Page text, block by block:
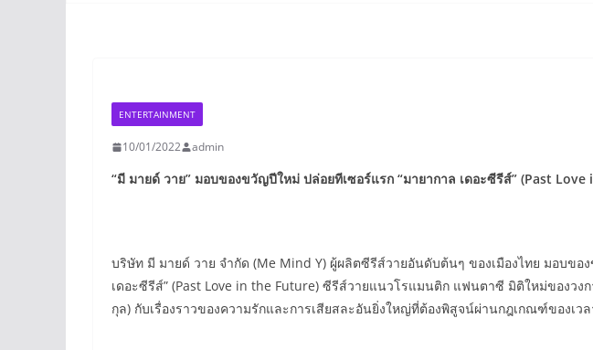
ENTERTAINMENT
10/01/2022 admin
“มี มายด์ วาย” มอบของขวัญปีใหม่ ปล่อยทีเซอร์แรก “มายากาล เดอะซีรีส์” (Past
บริษัท มี มายด์ วาย จำกัด (Me Mind Y) ผู้ผลิตซีรีส์วายอันดับต้นๆ ของเมืองไทย มอบข
เดอะซีรีส์” (Past Love in the Future) ซีรีส์วายแนวโรแมนติก แฟนตาซี มิติใหม่ของว
กุล) กับเรื่องราวของความรักและการเสียสละอันยิ่งใหญ่ที่ต้องพิสูจน์ผ่านกฎเกณฑ์ของเวล